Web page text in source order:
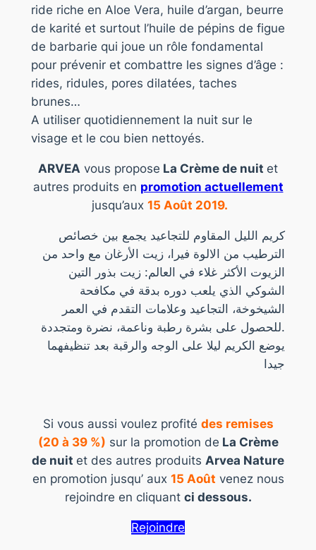
ride riche en Aloe Vera, huile d’argan, beurre
de karité et surtout l’huile de pépins de figue
de barbarie qui joue un rôle fondamental
pour prévenir et combattre les signes d’âge :
rides, ridules, pores dilatées, taches
brunes…
A utiliser quotidiennement la nuit sur le
visage et le cou bien nettoyés.
ARVEA vous propose La Crème de nuit et
autres produits en promotion actuellement
jusqu’aux 15 Août 2019.
كريم الليل المقاوم للتجاعيد يجمع بين خصائص
الترطيب من الالوة فيرا، زيت الأرغان مع واحد من
الزيوت الأكثر غلاء في العالم: زيت بذور التين
الشوكي الذي يلعب دوره بدقة في مكافحة
الشيخوخة، التجاعيد وعلامات التقدم في العمر
للحصول على بشرة رطبة وناعمة، نضرة ومتجددة.
يوضع الكريم ليلا على الوجه والرقبة بعد تنظيفهما
جيدا
Si vous aussi voulez profité des remises
(20 à 39 %) sur la promotion de La Crème
de nuit et des autres produits Arvea Nature
en promotion jusqu’ aux 15 Août venez nous
rejoindre en cliquant ci dessous.
Rejoindre